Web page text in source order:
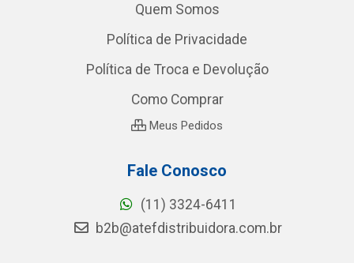
Quem Somos
Política de Privacidade
Política de Troca e Devolução
Como Comprar
Meus Pedidos
Fale Conosco
(11) 3324-6411
b2b@atefdistribuidora.com.br